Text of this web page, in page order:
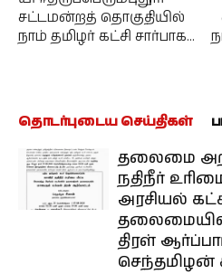
சட்டமன்றத் தொகுதியில்
நாம் தமிழர் கட்சி சார்பாக…
தொடர்புடைய செய்திகள்
தலைமை
நதிநீர்
அரசியல்
திரள்
செந்தமிழன்